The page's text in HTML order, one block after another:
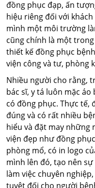
đồng phục đạp, ấn
hiệu riêng đối với
mình một môi trường
cũng chính là một
thiết kế đồng phục
viện công và tư, phòng
Nhiều người cho rằng,
bác sĩ, y tá luôn mặc
có đồng phục. Thực tế,
đúng và có rất nhiều
hiểu và đặt may những
viện đẹp như đồng
phòng mổ, có in logo
mình lên đó, tạo nên
làm việc chuyên
tuyệt đối cho người